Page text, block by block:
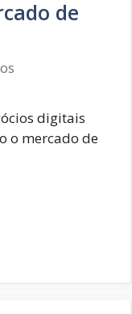
de
digitais
o mercado de